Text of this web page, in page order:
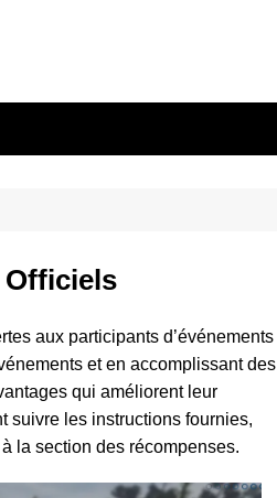
Officiels
aux participants d’événements
et en accomplissant des
qui améliorent leur
suivre les instructions fournies,
la section des récompenses.